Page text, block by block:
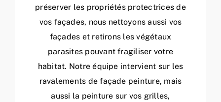
préserver les propriétés protectrices de
vos façades, nous nettoyons aussi vos
façades et retirons les végétaux
parasites pouvant fragiliser votre
habitat. Notre équipe intervient sur les
ravalements de façade peinture, mais
aussi la peinture sur vos grilles,